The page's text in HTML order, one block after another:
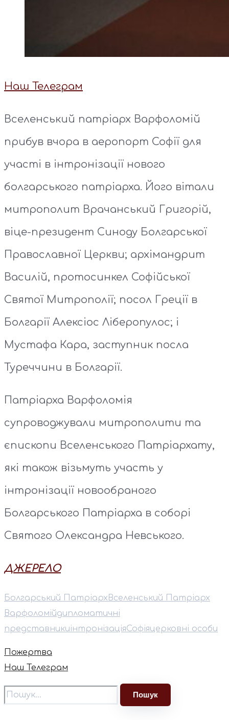
Наш Телеграм
Вселенський патріарх Варфоломій
прибув вчора в аеропорт Софії для
участі в інтронізації нового
болгарського патріарха. Його вітали
митрополит Врачанський Григорій,
віце-президент Синоду Болгарської
Православної Церкви; архімандрит
Василій, протосинкел Софійської
Святої Митрополії; посол Греції в
Болгарії Алексіос Ліберопулос; і
Мустафа Кара, заступник посла
Туреччини в Болгарії.
Патріарха Варфоломія
супроводжували митрополити та
єпископи Вселенського Патріархату,
які також візьмуть участь у
інтронізації новообраного
Болгарського Патріарха в соборі
Святого Олександра Невського.
ДЖЕРЕЛО
Болгарський Патріарх Вселенський Патріарх
Варфоломійдипломатичні
представникиінтронізаціяСофіяцерковні особи
Пожертва
Наш Телеграм